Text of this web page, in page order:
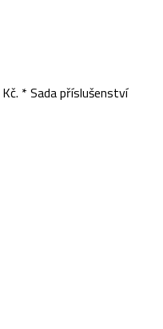
* Sada příslušenství